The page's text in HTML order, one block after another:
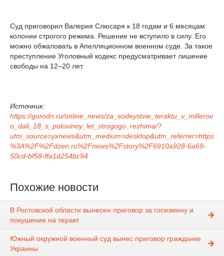
Суд приговорил Валерия Слюсаря к 18 годам и 6 месяцам
колонии строгого режима. Решение не вступило в силу. Его
можно обжаловать в Апелляционном военном суде. За такое
преступление Уголовный кодекс предусматривает лишение
свободы на 12–20 лет.
Источник:
https://gorodn.ru/online_news/za_sodeystvie_teraktu_v_millerov
o_dali_18_s_polovinoy_let_strogogo_rezhima/?
utm_source=yxnews&utm_medium=desktop&utm_referrer=https
%3A%2F%2Fdzen.ru%2Fnews%2Fstory%2F6910a928-6a69-
50cd-bf58-ffa1d254bc94
Похожие новости
В Ростовской области вынесен приговор за госизмену и
покушение на теракт
Южный окружной военный суд вынес приговор гражданке
Украины